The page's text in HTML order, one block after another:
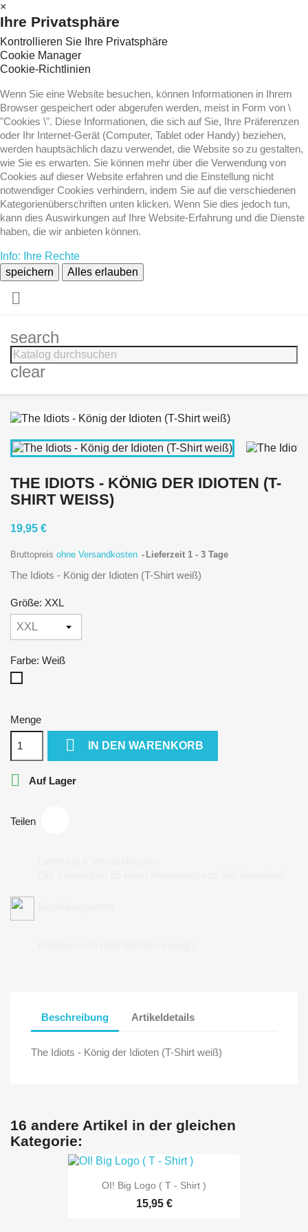
×
Ihre Privatsphäre
Kontrollieren Sie Ihre Privatsphäre
Cookie Manager
Cookie-Richtlinien
Wenn Sie eine Website besuchen, können Informationen in Ihrem
Browser gespeichert oder abgerufen werden, meist in Form von \
"Cookies \". Diese Informationen, die sich auf Sie, Ihre Präferenzen
oder Ihr Internet-Gerät (Computer, Tablet oder Handy) beziehen,
werden hauptsächlich dazu verwendet, die Website so zu gestalten,
wie Sie es erwarten. Sie können mehr über die Verwendung von
Cookies auf dieser Website erfahren und die Einstellung nicht
notwendiger Cookies verhindern, indem Sie auf die verschiedenen
Kategorienüberschriften unten klicken. Wenn Sie dies jedoch tun,
kann dies Auswirkungen auf Ihre Website-Erfahrung und die Dienste
haben, die wir anbieten können.
Info: Ihre Rechte
speichern
Alles erlauben

search
clear
THE IDIOTS - KÖNIG DER IDIOTEN (T-
SHIRT WEISS)
19,95 €
Bruttopreis ohne Versandkosten Lieferzeit 1 - 3 Tage
The Idiots - König der Idioten (T-Shirt weiß)
Größe: XXL
Farbe: Weiß
Menge
 IN DEN WARENKORB
 Auf Lager
Teilen
Beschreibung Artikeldetails
The Idiots - König der Idioten (T-Shirt weiß)
16 andere Artikel in der gleichen
Kategorie:
OI! Big Logo ( T - Shirt )
15,95 €